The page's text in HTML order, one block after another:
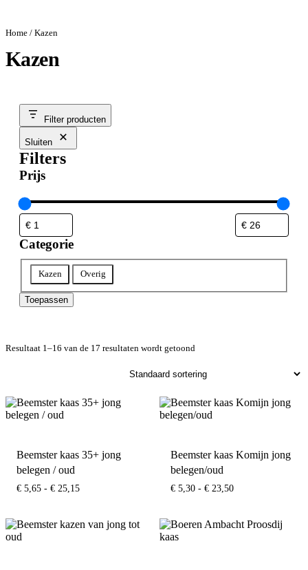
Home / Kazen
Kazen
Filter producten
Sluiten
Filters
Prijs
Categorie
Categorie
Kazen Overig
Toepassen
Resultaat 1–16 van de 17 resultaten wordt getoond
Beemster kaas 35+ jong
belegen / oud
€ 5,65 - € 25,15Prijsklasse:
€ 25,15
Beemster kaas Komijn jong
belegen/oud
€ 5,30 - € 23,50Prijsklasse:
€ 23,50